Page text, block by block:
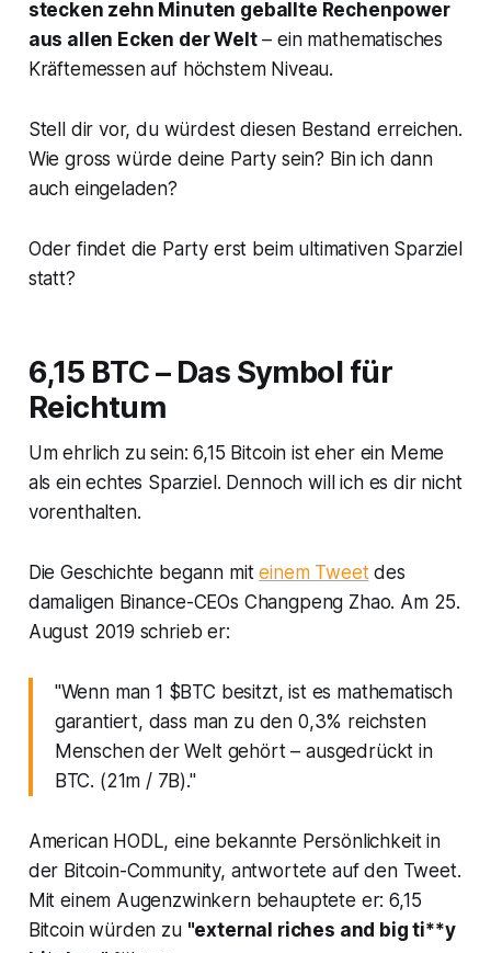
stecken zehn Minuten geballte Rechenpower
aus allen Ecken der Welt– ein mathematisches
Kräftemessen auf höchstem Niveau.
Stell dir vor, du würdest diesen Bestand erreichen.
Wie gross würde deine Party sein? Bin ich dann
auch eingeladen?
Oder findet die Party erst beim ultimativen Sparziel
statt?
6,15 BTC – Das Symbol für
Reichtum
Um ehrlich zu sein: 6,15 Bitcoin ist eher ein Meme
als ein echtes Sparziel. Dennoch will ich es dir nicht
vorenthalten.
Die Geschichte begann miteinem Tweetdes
damaligen Binance-CEOs Changpeng Zhao. Am 25.
August 2019 schrieb er:
"Wenn man 1 $BTC besitzt, ist es mathematisch
garantiert, dass man zu den 0,3% reichsten
Menschen der Welt gehört – ausgedrückt in
BTC. (21m / 7B)."
American HODL, eine bekannte Persönlichkeit in
der Bitcoin-Community, antwortete auf den Tweet.
Mit einem Augenzwinkern behauptete er: 6,15
Bitcoin würden zu "external riches and big ti**y